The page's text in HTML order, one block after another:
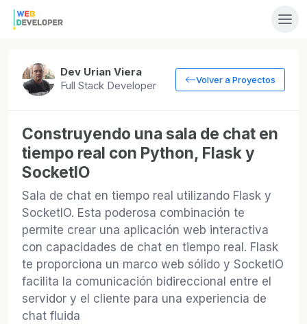
Dev Urian Viera
Full Stack Developer
Volver a Proyectos
Construyendo una sala de chat en
tiempo real con Python, Flask y
SocketIO
Sala de chat en tiempo real utilizando Flask y
SocketIO. Esta poderosa combinación te
permite crear una aplicación web interactiva
con capacidades de chat en tiempo real. Flask
te proporciona un marco web sólido y SocketIO
facilita la comunicación bidireccional entre el
servidor y el cliente para una experiencia de
chat fluida